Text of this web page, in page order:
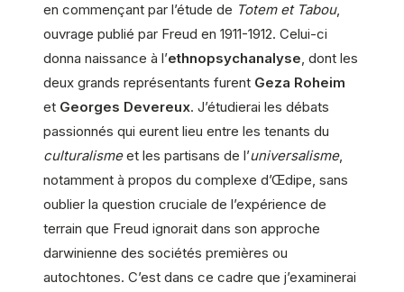
en commençant par l’étude de Totem et Tabou,
ouvrage publié par Freud en 1911-1912. Celui-ci
donna naissance à l’ethnopsychanalyse, dont les
deux grands représentants furent Geza Roheim
et Georges Devereux. J’étudierai les débats
passionnés qui eurent lieu entre les tenants du
culturalismeet les partisans de l’universalisme,
notamment à propos du complexe d’Œdipe, sans
oublier la question cruciale de l’expérience de
terrain que Freud ignorait dans son approche
darwinienne des sociétés premières ou
autochtones. C’est dans ce cadre que j’examinerai